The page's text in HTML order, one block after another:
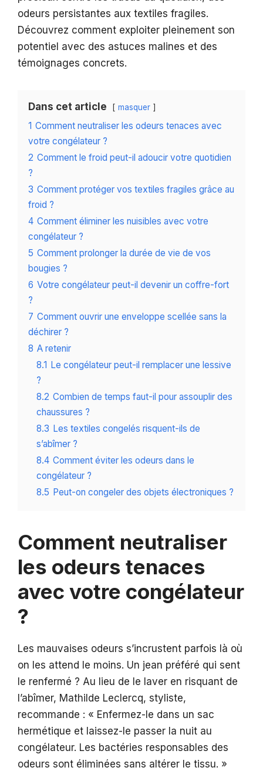
odeurs persistantes aux textiles fragiles.
Découvrez comment exploiter pleinement son
potentiel avec des astuces malines et des
témoignages concrets.
Dans cet article masquer
1 Comment neutraliser les odeurs tenaces avec
votre congélateur ?
2 Comment le froid peut-il adoucir votre quotidien
?
3 Comment protéger vos textiles fragiles grâce au
froid ?
4 Comment éliminer les nuisibles avec votre
congélateur ?
5 Comment prolonger la durée de vie de vos
bougies ?
6 Votre congélateur peut-il devenir un coffre-fort
?
7 Comment ouvrir une enveloppe scellée sans la
déchirer ?
8 A retenir
8.1 Le congélateur peut-il remplacer une lessive
?
8.2 Combien de temps faut-il pour assouplir des
chaussures ?
8.3 Les textiles congelés risquent-ils de
s’abîmer ?
8.4 Comment éviter les odeurs dans le
congélateur ?
8.5 Peut-on congeler des objets électroniques ?
Comment neutraliser
les odeurs tenaces
avec votre congélateur
?
Les mauvaises odeurs s’incrustent parfois là où
on les attend le moins. Un jean préféré qui sent
le renfermé ? Au lieu de le laver en risquant de
l’abîmer, Mathilde Leclercq, styliste,
recommande : « Enfermez-le dans un sac
hermétique et laissez-le passer la nuit au
congélateur. Les bactéries responsables des
odeurs sont éliminées sans altérer le tissu. »